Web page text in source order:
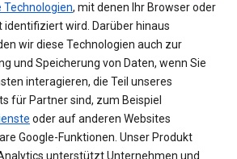
Technologien, mit denen Ihr Browser oder
identifiziert wird. Darüber hinaus
wir diese Technologien auch zur
und Speicherung von Daten, wenn Sie
interagieren, die Teil unseres
für Partner sind, zum Beispiel
oder auf anderen Websites
Google-Funktionen. Unser Produkt
unterstützt Unternehmen und